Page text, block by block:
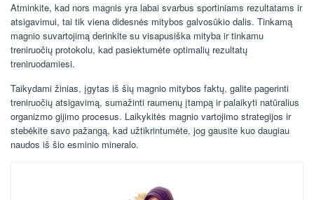
Atminkite, kad nors magnis yra labai svarbus sportiniams rezultatams ir
atsigavimui, tai tik viena didesnės mitybos galvosūkio dalis. Tinkamą
magnio suvartojimą derinkite su visapusiška mityba ir tinkamu
treniruočių protokolu, kad pasiektumėte optimalių rezultatų
treniruodamiesi.
Taikydami žinias, įgytas iš šių magnio mitybos faktų, galite pagerinti
treniruočių atsigavimą, sumažinti raumenų įtampą ir palaikyti natūralius
organizmo gijimo procesus. Laikykitės magnio vartojimo strategijos ir
stebėkite savo pažangą, kad užtikrintumėte, jog gausite kuo daugiau
naudos iš šio esminio mineralo.